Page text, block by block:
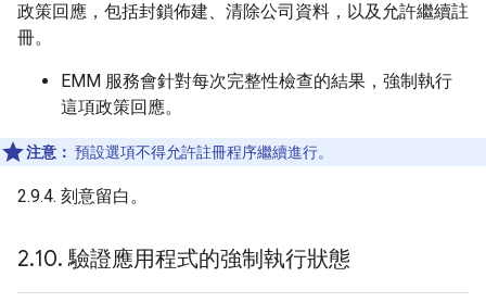
政策回應，包括封鎖佈建、清除公司資料，以及允許繼續註
冊。
EMM 服務會針對每次完整性檢查的結果，強制執行
這項政策回應。
注意： 預設選項不得允許註冊程序繼續進行。
2.9.4. 刻意留白。
2.10. 驗證應用程式的強制執行狀態